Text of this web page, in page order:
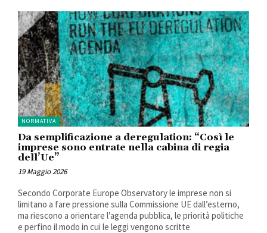
NORMATIVA
Da semplificazione a deregulation: “Così le
imprese sono entrate nella cabina di regia
dell’Ue”
19 Maggio 2026
Secondo Corporate Europe Observatory le imprese non si
limitano a fare pressione sulla Commissione UE dall’esterno,
ma riescono a orientare l’agenda pubblica, le priorità politiche
e perfino il modo in cui le leggi vengono scritte